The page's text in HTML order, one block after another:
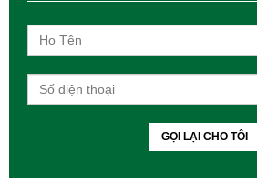
GỌI LẠI CHO TÔI